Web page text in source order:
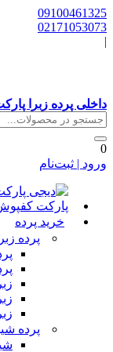
پرده زبرا
| ثبت‌نام
خرید پرده
پرده زبرا
پرده